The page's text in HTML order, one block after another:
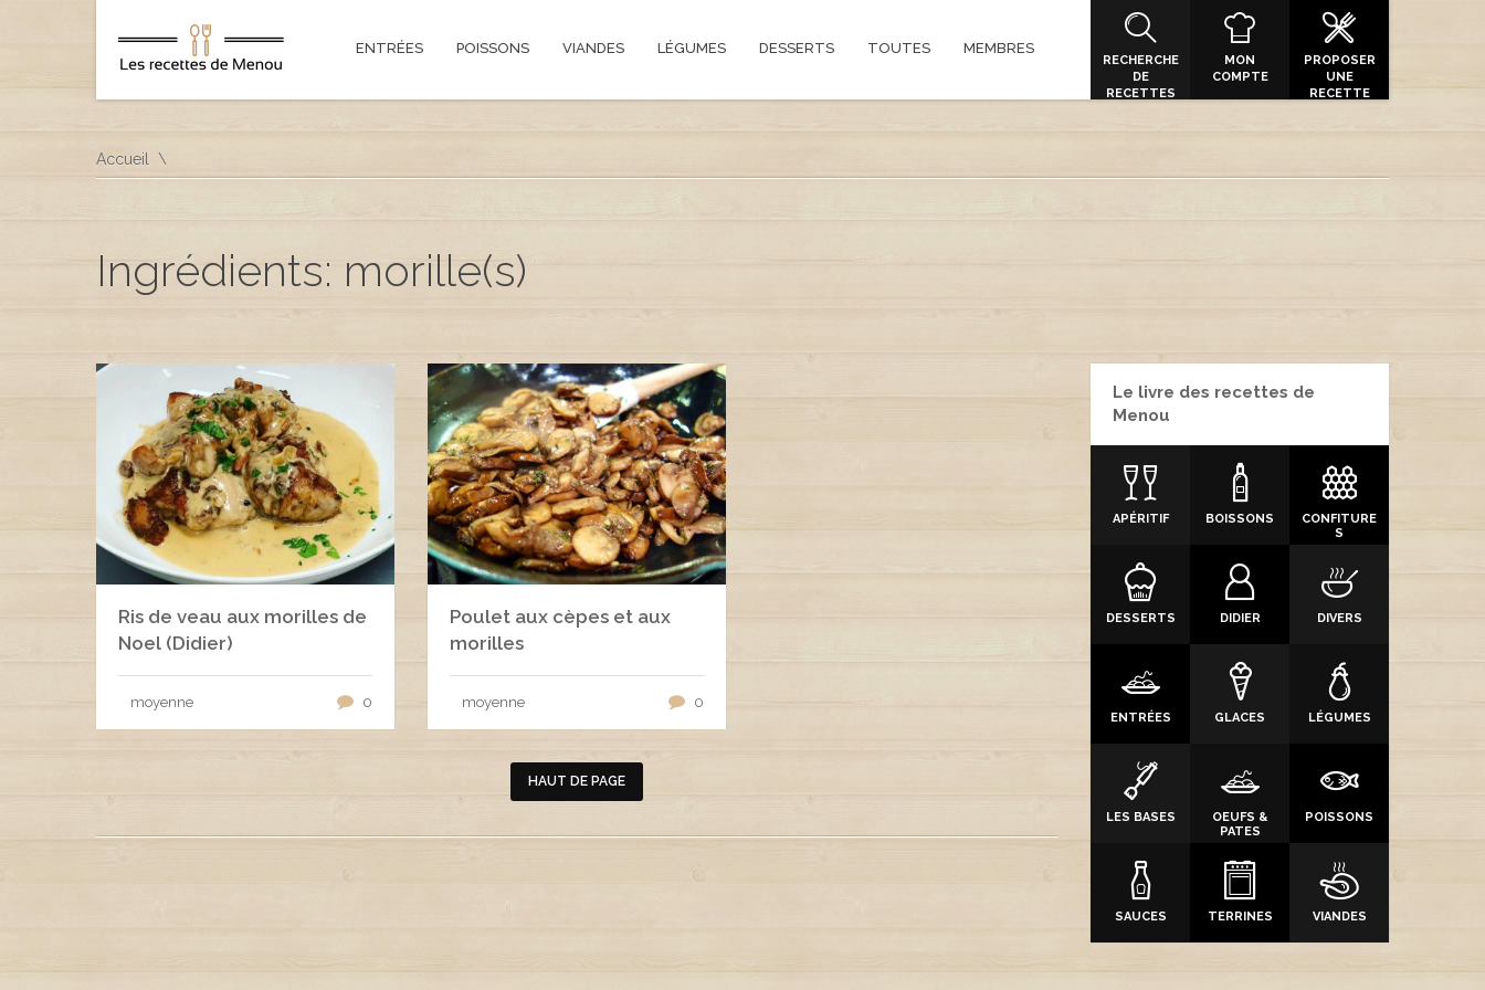
ENTRÉES POISSONS VIANDES LÉGUMES DESSERTS TOUTES MEMBRES
RECHERCHE
DE
RECETTES
MON
COMPTE
PROPOSER
UNE
RECETTE
Accueil
Ingrédients: morille(s)
Ris de veau aux morilles de
Noel (Didier)
moyenne 0
Poulet aux cèpes et aux
morilles
moyenne 0
HAUT DE PAGE
Le livre des recettes de
Menou
APÉRITIF BOISSONS
CONFITURE
S
DESSERTS DIDIER DIVERS
ENTRÉES GLACES LÉGUMES
LES BASES
OEUFS &
PATES
POISSONS
SAUCES TERRINES VIANDES